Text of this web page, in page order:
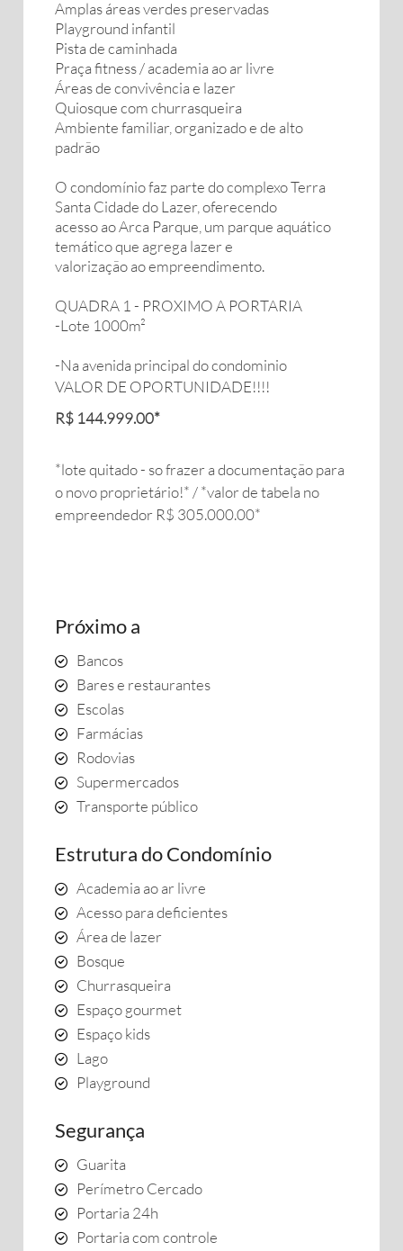
Amplas áreas verdes preservadas
Playground infantil
Pista de caminhada
Praça fitness / academia ao ar livre
Áreas de convivência e lazer
Quiosque com churrasqueira
Ambiente familiar, organizado e de alto
padrão
O condomínio faz parte do complexo Terra
Santa Cidade do Lazer, oferecendo
acesso ao Arca Parque, um parque aquático
temático que agrega lazer e
valorização ao empreendimento.
QUADRA 1 - PROXIMO A PORTARIA
-Lote 1000m²
-Na avenida principal do condominio
VALOR DE OPORTUNIDADE!!!!
R$ 144.999.00*
*lote quitado - so frazer a documentação para
o novo proprietário!* / *valor de tabela no
empreendedor R$ 305.000.00*
Próximo a
Bancos
Bares e restaurantes
Escolas
Farmácias
Rodovias
Supermercados
Transporte público
Estrutura do Condomínio
Academia ao ar livre
Acesso para deficientes
Área de lazer
Bosque
Churrasqueira
Espaço gourmet
Espaço kids
Lago
Playground
Segurança
Guarita
Perímetro Cercado
Portaria 24h
Portaria com controle